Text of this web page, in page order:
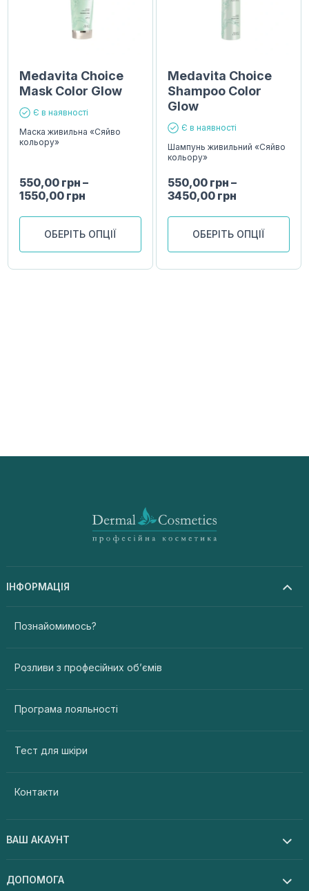
Medavita Choice
Mask Color Glow
Є в наявності
Маска живильна «Сяйво
кольору»
550,00 грн –
1550,00 грн
ОБЕРІТЬ ОПЦІЇ
Medavita Choice
Shampoo Color
Glow
Є в наявності
Шампунь живильний «Сяйво
кольору»
550,00 грн –
3450,00 грн
ОБЕРІТЬ ОПЦІЇ
ІНФОРМАЦІЯ
Познайомимось?
Розливи з професійних об’ємів
Програма лояльності
Тест для шкіри
Контакти
ВАШ АКАУНТ
ДОПОМОГА